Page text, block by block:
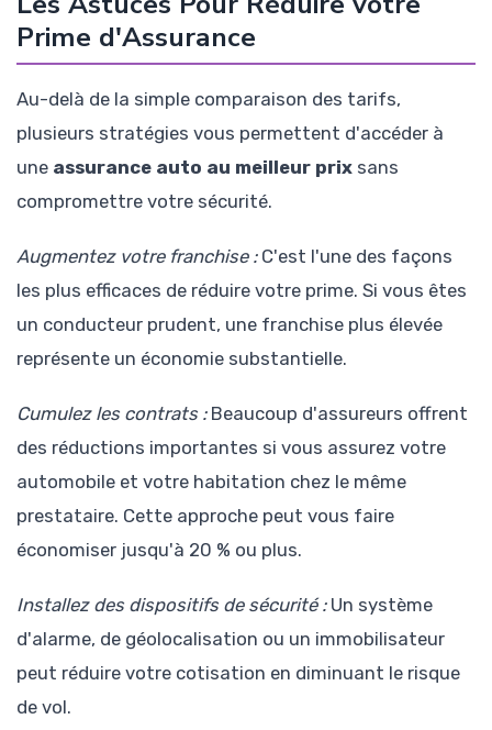
Prime d'Assurance
Au-delà de la simple comparaison des tarifs,
plusieurs stratégies vous permettent d'accéder à
une assurance auto au meilleur prix sans
compromettre votre sécurité.
Augmentez votre franchise :C'est l'une des façons
les plus efficaces de réduire votre prime. Si vous êtes
un conducteur prudent, une franchise plus élevée
représente un économie substantielle.
Cumulez les contrats :Beaucoup d'assureurs offrent
des réductions importantes si vous assurez votre
automobile et votre habitation chez le même
prestataire. Cette approche peut vous faire
économiser jusqu'à 20 % ou plus.
Installez des dispositifs de sécurité :Un système
d'alarme, de géolocalisation ou un immobilisateur
peut réduire votre cotisation en diminuant le risque
de vol.